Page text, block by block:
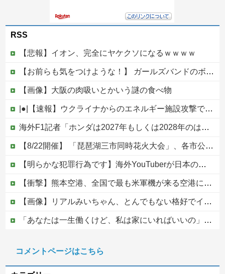
RSS
【悲報】イオン、完全にヤケクソになるｗｗｗｗ
【お前らも気をつけような！】 ガールズバンドのボーカルさん、客席ダイブした結果『こう』なってしまいお気持ち表明してしまう…
【画像】大阪の肉吸いとかいう謎の食べ物
|●|【速報】ウクライナからのエネルギー施設攻撃で窮地のロシアを韓国が助けていたことが判明「韓国で船積みの精製油3万トンがロシア行き」
海外F1記者「ホンダは2027年もしくは2028年のはじめにはF1で再びトップに戻れると確信」他
【8/22開催】 「琵琶湖三市同時花火大会」、各市公式「そんな花火大会は存在しない」→ 高価チケットを購入した人達がSNS阿鼻叫喚
【明らかな犯罪行為です】海外YouTuberが日本の住宅へ不法侵入する動画を投稿
【衝撃】熊本空港、全国で最も米軍機が来る空港になっていた
【画像】リアルみいちゃん、とんでもない格好でイベント出演するwwwwwwwwww
「あなたは一生働くけど、私は家にいればいいの」毎日言われた20歳がついに返した一言…
「家族になるのが大事なんだよ」成人済みの娘との養子縁組をしつこく迫る婚約者。怪しいと思って「事実婚にしたい」と伝えた結果、男が放った『衝撃の反応』←金目当てだと自白したようなもんｗｗｗ
コメントページはこちら